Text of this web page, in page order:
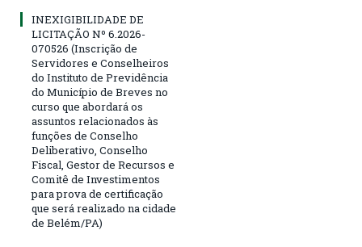
INEXIGIBILIDADE DE
LICITAÇÃO Nº 6.2026-
070526 (Inscrição de
Servidores e Conselheiros
do Instituto de Previdência
do Município de Breves no
curso que abordará os
assuntos relacionados às
funções de Conselho
Deliberativo, Conselho
Fiscal, Gestor de Recursos e
Comitê de Investimentos
para prova de certificação
que será realizado na cidade
de Belém/PA)